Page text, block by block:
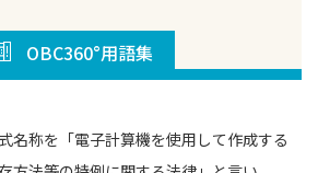
OBC360°用語集
名称を「電子計算機を使用して作成する